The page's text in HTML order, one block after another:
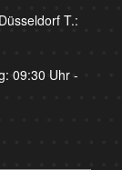
T.:
09:30 Uhr -